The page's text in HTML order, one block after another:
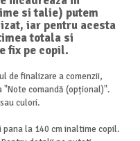
si talie) putem
iar pentru acesta
totala si
fix pe copil.
de finalizare a comenzii,
comandă (opțional)".
culori.
la 140 cm inaltime copil.